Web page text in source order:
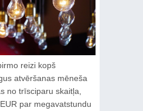
reizi kopš
atvēršanas mēneša
no trīsciparu skaitļa,
par megavatstundu